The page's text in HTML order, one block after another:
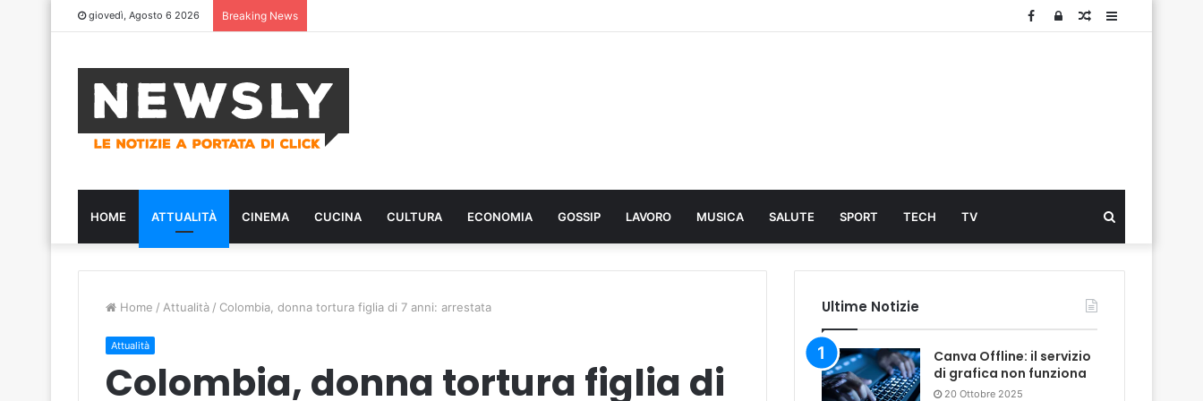
giovedì, Agosto 6 2026 Breaking News Sidebar
Articolo
Log
Facebook
HOME ATTUALITÀ CINEMA CUCINA CULTURA ECONOMIA GOSSIP LAVORO MUSICA SALUTE SPORT TECH TV
...
Home / Attualità / Colombia, donna tortura figlia di 7 anni: arrestata
Attualità
Colombia, donna tortura figlia di
Ultime Notizie
Canva Offline: il servizio
di grafica non funziona
20 Ottobre 2025